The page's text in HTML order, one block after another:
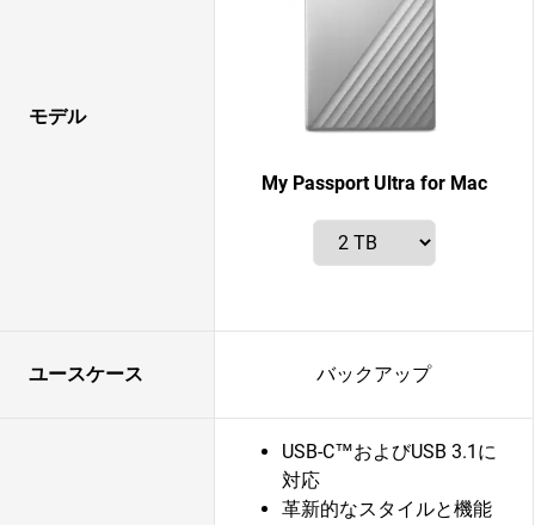
モデル
My Passport Ultra for Mac
ユースケース バックアップ
USB-C™およびUSB 3.1に
対応
革新的なスタイルと機能